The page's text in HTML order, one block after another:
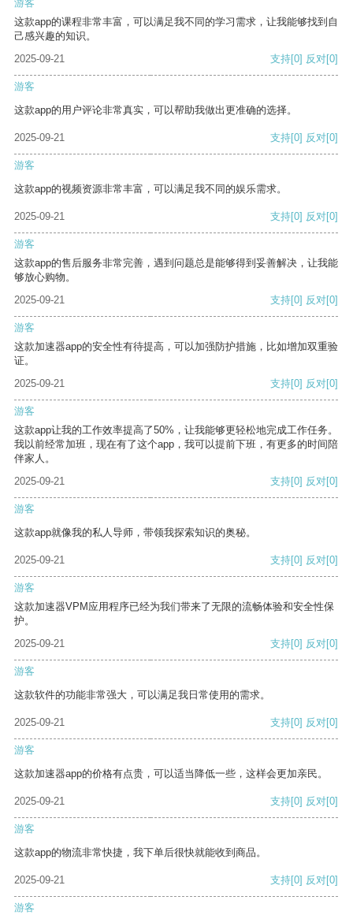
游客
这款app的课程非常丰富，可以满足我不同的学习需求，让我能够找到自
己感兴趣的知识。
2025-09-21
支持[0] 反对[0]
游客
这款app的用户评论非常真实，可以帮助我做出更准确的选择。
2025-09-21 支持[0] 反对[0]
游客
这款app的视频资源非常丰富，可以满足我不同的娱乐需求。
2025-09-21 支持[0] 反对[0]
游客
这款app的售后服务非常完善，遇到问题总是能够得到妥善解决，让我能
够放心购物。
2025-09-21
支持[0] 反对[0]
游客
这款加速器app的安全性有待提高，可以加强防护措施，比如增加双重验
证。
2025-09-21
支持[0] 反对[0]
游客
这款app让我的工作效率提高了50%，让我能够更轻松地完成工作任务。
我以前经常加班，现在有了这个app，我可以提前下班，有更多的时间陪
伴家人。
2025-09-21
支持[0] 反对[0]
游客
这款app就像我的私人导师，带领我探索知识的奥秘。
2025-09-21 支持[0] 反对[0]
游客
这款加速器VPM应用程序已经为我们带来了无限的流畅体验和安全性保
护。
2025-09-21
支持[0] 反对[0]
游客
这款软件的功能非常强大，可以满足我日常使用的需求。
2025-09-21 支持[0] 反对[0]
游客
这款加速器app的价格有点贵，可以适当降低一些，这样会更加亲民。
2025-09-21 支持[0] 反对[0]
游客
这款app的物流非常快捷，我下单后很快就能收到商品。
2025-09-21 支持[0] 反对[0]
游客